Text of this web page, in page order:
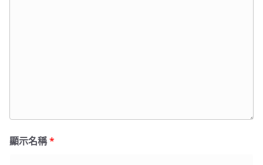
顯示名稱*